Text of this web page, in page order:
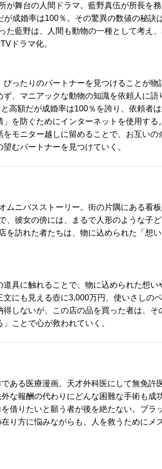
が舞台の人間ドラマ。藍野真伍が所長を
成婚率は100％。その驚異の数値の秘訣
た藍野は、人間も動物の一種として考え
ドラマ化。
ったりのパートナーを見つけることが物
、マニアックな動物の知識を依頼人に語
高額だが成婚率は100％を誇り、依頼者
を防ぐためにインターネットを使用する
モニター越しに留めることで、お互いの
むパートナーを見つけていく。
ムニバスストーリー。街の片隅にある看板
、彼女の傍には、まるで人形のような子
を訪れた者たちは、物に込められた「想
具に触れることで、物に込められた想い
にも見える壺に3,000万円、使いさしの
しないが、この店の品を買った者は、そ
ことで心が救われていく。
ある医療漫画。天才外科医にして無免許
な報酬の代わりにどんな困難な手術も成
借りたいと願う者が後を絶たない。ブラ
り方に悩みながらも、人を救うためにメ